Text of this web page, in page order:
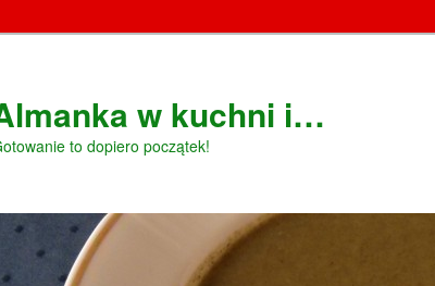
w kuchni i…
to dopiero początek!